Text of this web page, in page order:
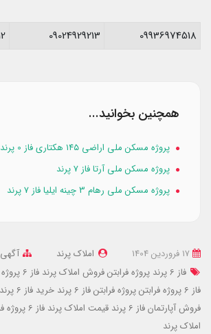
09936974518
09024929213
همچنین بخوانید...
پروژه مسکن ملی اراضی ۱۴۵ هکتاری فاز 0 پرند
پروژه مسکن ملی آرتا فاز 7 پرند
پروژه مسکن ملی رهام 3 چینه ایلیا فاز 7 پرند
املاک پرند
فاز 6 پرند پروژه فرابتن
فروش املاک پرند فاز 6 پروژه فرابتن
فاز 6 پروژه فرابتن
پروژه فرابتن فاز 6 پرند خرید فاز 6 پرند پروژه فرابتن
فروش آپارتمان فاز 6 پرند
قیمت املاک پرند فاز 6 پروژه فرابتن
املاک پرند